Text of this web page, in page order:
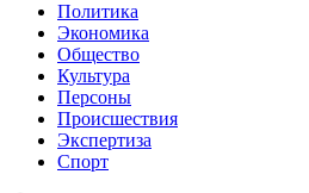
Политика
Экономика
Общество
Культура
Персоны
Происшествия
Экспертиза
Спорт